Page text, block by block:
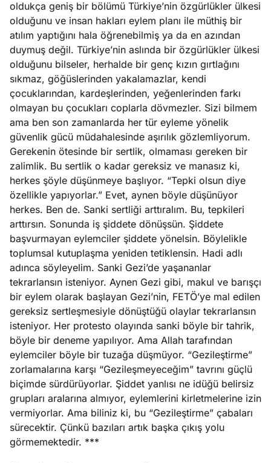
ister
Ağustos
3, 2026
yerde
şeye ne
Köşe
Yazıları
Spor
Yazıları
oldukça geniş bir bölümü Türkiye’nin özgürlükler ülkesi
olduğunu ve insan hakları eylem planı ile müthiş bir
atılım yaptığını hala öğrenebilmiş ya da en azından
duymuş değil. Türkiye’nin aslında bir özgürlükler ülkesi
olduğunu bilseler, herhalde bir genç kızın gırtlağını
sıkmaz, göğüslerinden yakalamazlar, kendi
çocuklarından, kardeşlerinden, yeğenlerinden farkı
olmayan bu çocukları coplarla dövmezler. Sizi bilmem
ama ben son zamanlarda her tür eyleme yönelik
güvenlik gücü müdahalesinde aşırılık gözlemliyorum.
Gerekenin ötesinde bir sertlik, olmaması gereken bir
zalimlik. Bu sertlik o kadar gereksiz ve manasız ki,
herkes şöyle düşünmeye başlıyor. “Tepki olsun diye
özellikle yapıyorlar.” Evet, aynen böyle düşünüyor
herkes. Ben de. Sanki sertliği arttıralım. Bu, tepkileri
arttırsın. Sonunda iş şiddete dönüşsün. Şiddete
başvurmayan eylemciler şiddete yönelsin. Böylelikle
toplumsal kutuplaşma yeniden tetiklensin. Hadi adlı
adınca söyleyelim. Sanki Gezi’de yaşananlar
tekrarlansın isteniyor. Aynen Gezi gibi, makul ve barışçı
bir eylem olarak başlayan Gezi’nin, FETÖ’ye mal edilen
gereksiz sertleşmesiyle dönüştüğü olaylar tekrarlansın
isteniyor. Her protesto olayında sanki böyle bir tahrik,
böyle bir deneme yapılıyor. Ama Allah tarafından
eylemciler böyle bir tuzağa düşmüyor. “Gezileştirme”
zorlamalarına karşı “Gezileşmeyeceğim” tavrını güçlü
biçimde sürdürüyorlar. Şiddet yanlısı ne idüğü belirsiz
grupları aralarına almıyor, eylemlerini kirletmelerine izin
vermiyorlar. Ama biliniz ki, bu “Gezileştirme” çabaları
sürecektir. Çünkü bazıları artık başka çıkış yolu
görmemektedir. ***